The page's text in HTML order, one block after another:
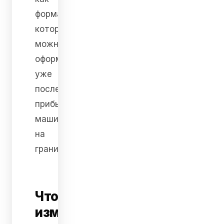
формальность,
которую
можно
оформить
уже
после
прибытия
машины
на
границу.
Что
изменилось